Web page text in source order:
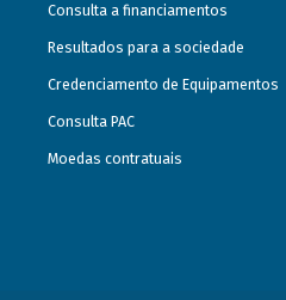
Consulta a financiamentos
Resultados para a sociedade
Credenciamento de Equipamentos
Consulta PAC
Moedas contratuais